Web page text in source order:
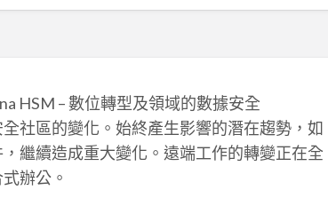
HSM – 數位轉型及領域的數據安全
社區的變化。始終產生影響的潛在趨勢，如
繼續造成重大變化。遠端工作的轉變正在全
辦公。